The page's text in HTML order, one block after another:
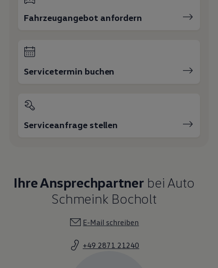
Fahrzeugangebot anfordern
Servicetermin buchen
Serviceanfrage stellen
Ihre Ansprechpartnerbei Auto
Schmeink Bocholt
E-Mail schreiben
+49 2871 21240